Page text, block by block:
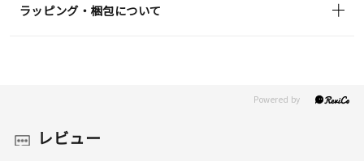
ラッピング・梱包について
レビュー